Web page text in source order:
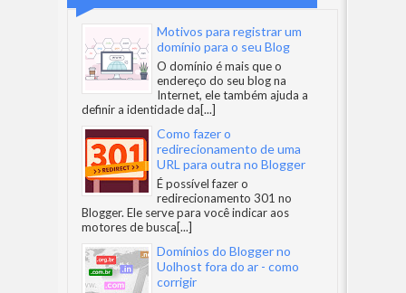
Motivos para registrar um
domínio para o seu Blog
O domínio é mais que o
endereço do seu blog na
Internet, ele também ajuda a
definir a identidade da[...]
Como fazer o
redirecionamento de uma
URL para outra no Blogger
É possível fazer o
redirecionamento 301 no
Blogger. Ele serve para você indicar aos
motores de busca[...]
Domínios do Blogger no
Uolhost fora do ar - como
corrigir